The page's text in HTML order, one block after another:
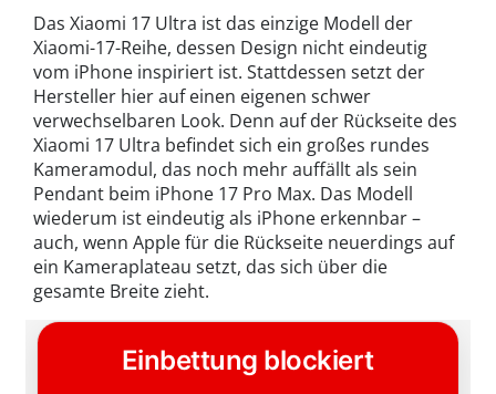
Das Xiaomi 17 Ultra ist das einzige Modell der
Xiaomi-17-Reihe, dessen Design nicht eindeutig
vom iPhone inspiriert ist. Stattdessen setzt der
Hersteller hier auf einen eigenen schwer
verwechselbaren Look. Denn auf der Rückseite des
Xiaomi 17 Ultra befindet sich ein großes rundes
Kameramodul, das noch mehr auffällt als sein
Pendant beim iPhone 17 Pro Max. Das Modell
wiederum ist eindeutig als iPhone erkennbar –
auch, wenn Apple für die Rückseite neuerdings auf
ein Kameraplateau setzt, das sich über die
gesamte Breite zieht.